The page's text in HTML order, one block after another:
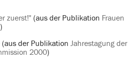
zuerst!"(aus der Publikation Frauen
)
(aus der Publikation Jahrestagung der
2000)